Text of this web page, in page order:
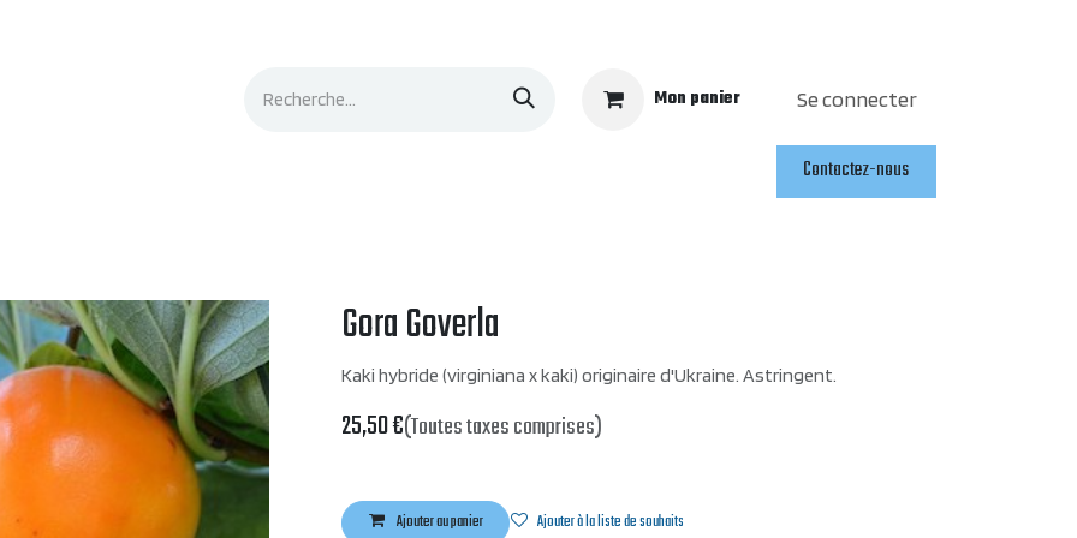
Mon panier Se connecter
Contactez-nous
Gora Goverla
Kaki hybride (virginiana x kaki) originaire d'Ukraine. Astringent.
25,50€(Toutes taxes comprises)
Ajouter au panier Ajouter à la liste de souhaits